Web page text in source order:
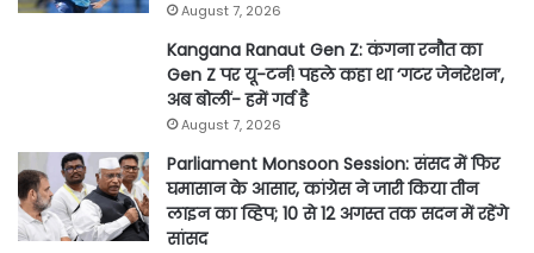
August 7, 2026
Kangana Ranaut Gen Z: कंगना रनौत का
Gen Z पर यू-टर्न! पहले कहा था ‘गटर जेनरेशन’,
अब बोलीं- हमें गर्व है
August 7, 2026
Parliament Monsoon Session: संसद में फिर
घमासान के आसार, कांग्रेस ने जारी किया तीन
लाइन का व्हिप; 10 से 12 अगस्त तक सदन में रहेंगे
सांसद